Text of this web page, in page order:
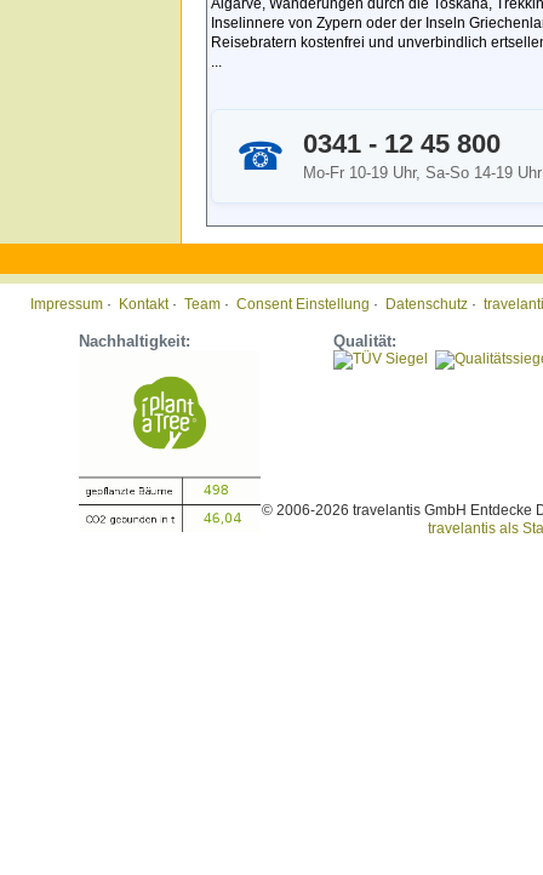
Algarve, Wanderungen durch die Toskana,
Inselinnere von Zypern oder der Inseln
Reisebratern kostenfrei und unverbindlich
...
☎ 0341 - 12 45 800
Mo-Fr 10-19 Uhr, Sa-So 14-19 Uhr
Impressum · Kontakt· Team · Consent Einstellung · Datenschutz ·
Nachhaltigkeit: Qualität:
© 2006-2026 travelantis GmbH Entdecke
travelantis als